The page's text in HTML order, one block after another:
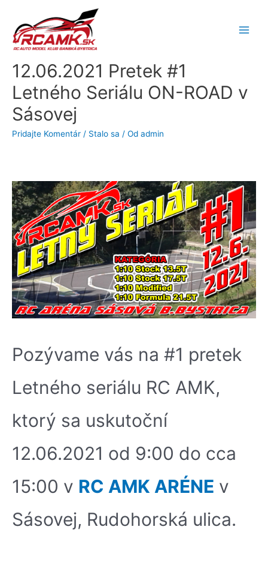
12.06.2021 Pretek #1
Letného Seriálu ON-ROAD v
Sásovej
Pridajte Komentár / Stalo sa / Od admin
Pozývame vás na #1 pretek
Letného seriálu RC AMK,
ktorý sa uskutoční
12.06.2021 od 9:00 do cca
15:00 v RC AMK ARÉNE v
Sásovej, Rudohorská ulica.